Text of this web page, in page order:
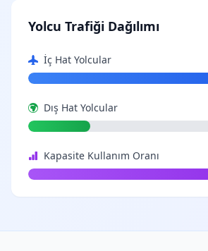
Yolcu Trafiği Dağılımı
İç Hat Yolcular
Dış Hat Yolcular
Kapasite Kullanım Oranı